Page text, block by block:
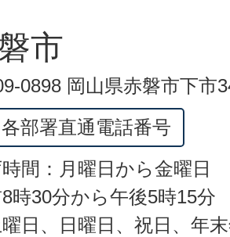
市
0898 岡山県赤磐市下市
各部署直通電話番号
間：月曜日から金曜日
時30分から午後5時15分
曜日、日曜日、祝日、年